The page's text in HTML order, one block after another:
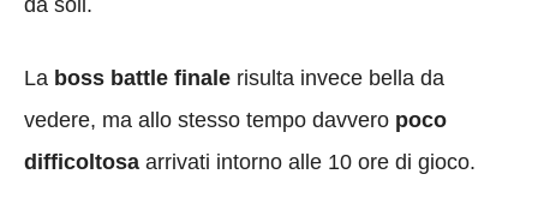
da soli.
La boss battle finale risulta invece bella da
vedere, ma allo stesso tempo davvero poco
difficoltosa arrivati intorno alle 10 ore di gioco.